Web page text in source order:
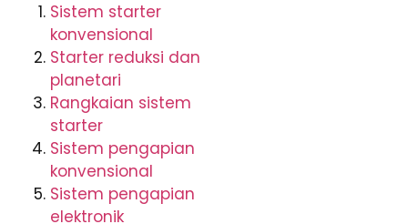
Sistem starter
konvensional
Starter reduksi dan
planetari
Rangkaian sistem
starter
Sistem pengapian
konvensional
Sistem pengapian
elektronik